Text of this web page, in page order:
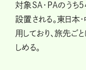
対象SA・PAのうち
設置される。東日本
用しており、旅先ご
しめる。